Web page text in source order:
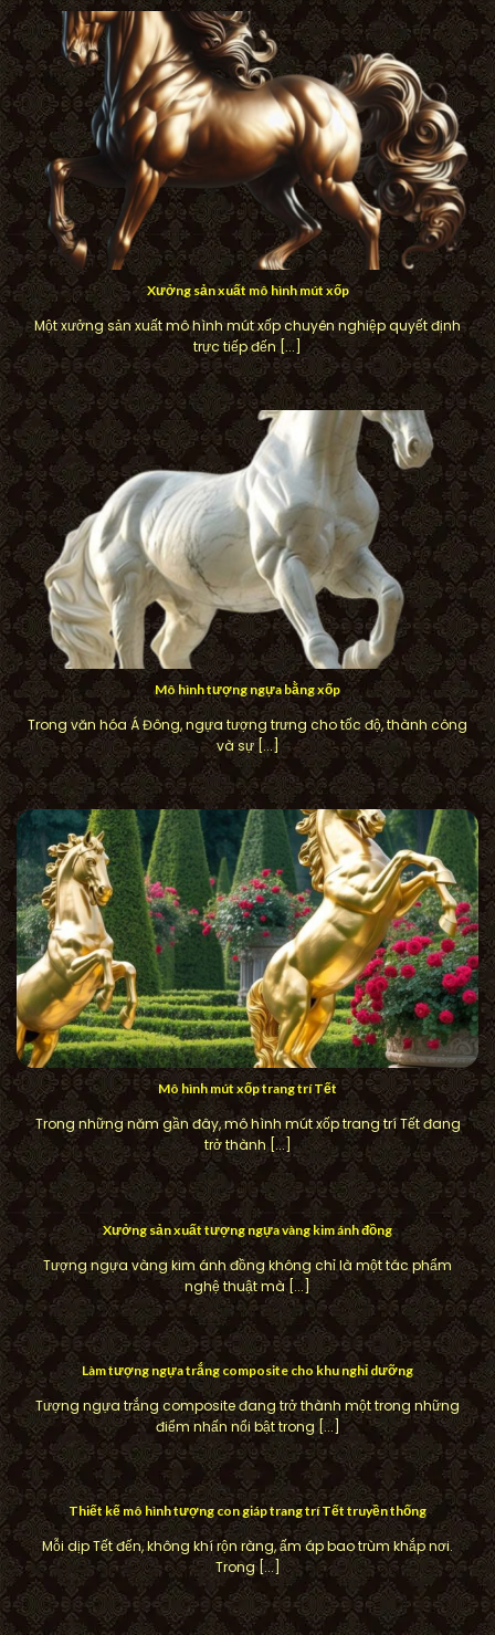
Xưởng sản xuất mô hình mút xốp
Một xưởng sản xuất mô hình mút xốp chuyên nghiệp quyết định
trực tiếp đến [...]
Mô hình tượng ngựa bằng xốp
Trong văn hóa Á Đông, ngựa tượng trưng cho tốc độ, thành công
và sự [...]
Mô hình mút xốp trang trí Tết
Trong những năm gần đây, mô hình mút xốp trang trí Tết đang
trở thành [...]
Xưởng sản xuất tượng ngựa vàng kim ánh đồng
Tượng ngựa vàng kim ánh đồng không chỉ là một tác phẩm
nghệ thuật mà [...]
Làm tượng ngựa trắng composite cho khu nghỉ dưỡng
Tượng ngựa trắng composite đang trở thành một trong những
điểm nhấn nổi bật trong [...]
Thiết kế mô hình tượng con giáp trang trí Tết truyền thống
Mỗi dịp Tết đến, không khí rộn ràng, ấm áp bao trùm khắp nơi.
Trong [...]